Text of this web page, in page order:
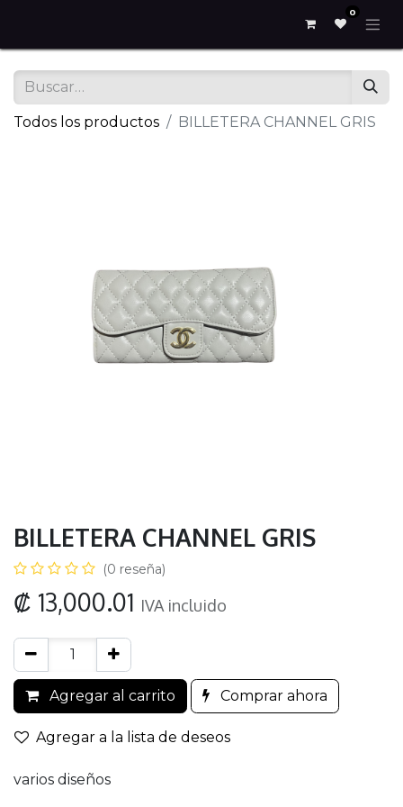
0
Todos los productos BILLETERA CHANNEL GRIS
BILLETERA CHANNEL GRIS
(0 reseña)
₡ 13,000.01 IVA incluido
Agregar al carrito Comprar ahora
Agregar a la lista de deseos
varios diseños